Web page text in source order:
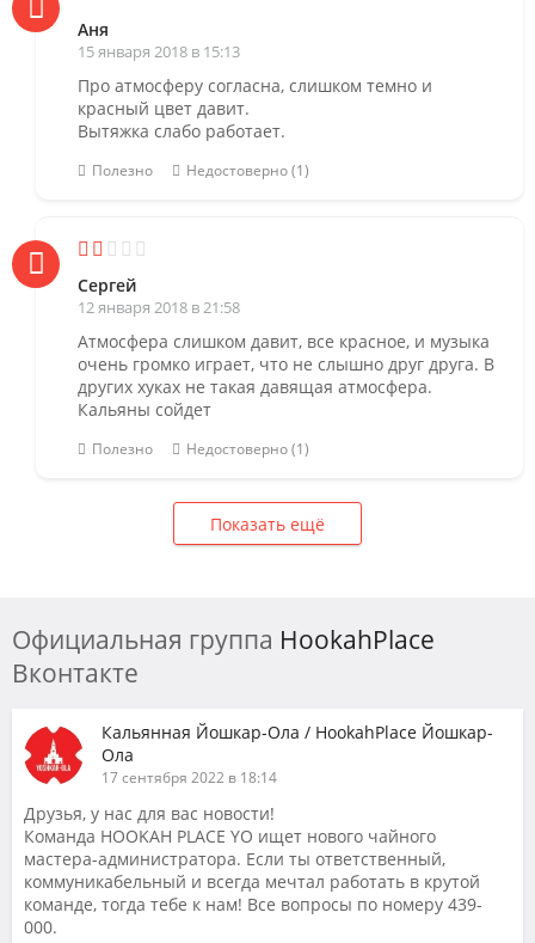
Аня
15 января 2018 в 15:13
Про атмосферу согласна, слишком темно и
красный цвет давит.
Вытяжка слабо работает.
Полезно Недостоверно (1)
Сергей
12 января 2018 в 21:58
Атмосфера слишком давит, все красное, и музыка
очень громко играет, что не слышно друг друга. В
других хуках не такая давящая атмосфера.
Кальяны сойдет
Полезно Недостоверно (1)
Показать ещё
Официальная группа HookahPlace
Вконтакте
Кальянная Йошкар-Ола / HookahPlace Йошкар-
Ола
17 сентября 2022 в 18:14
Друзья, у нас для вас новости!
Команда HOOKAH PLACE YO ищет нового чайного
мастера-администратора. Если ты ответственный,
коммуникабельный и всегда мечтал работать в крутой
команде, тогда тебе к нам! Все вопросы по номеру 439-
000.